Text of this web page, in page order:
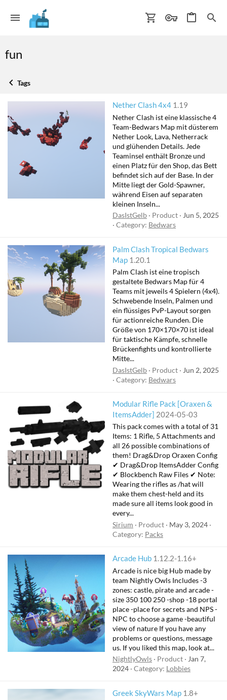
fun
Tags
Nether Clash 4x4 1.19
Nether Clash ist eine klassische 4
Team-Bedwars Map mit düsterem
Nether Look, Lava, Netherrack
und glühenden Details. Jede
Teaminsel enthält Bronze und
einen Platz für den Shop, das Bett
befindet sich auf der Base. In der
Mitte liegt der Gold-Spawner,
während Eisen auf separaten
kleinen Inseln...
DasIstGelb
Product
Jun 5, 2025
Category: Bedwars
Palm Clash Tropical Bedwars
Map 1.20.1
Palm Clash ist eine tropisch
gestaltete Bedwars Map für 4
Teams mit jeweils 4 Spielern (4x4).
Schwebende Inseln, Palmen und
ein flüssiges PvP-Layout sorgen
für actionreiche Runden. Die
Größe von 170×170×70 ist ideal
für taktische Kämpfe, schnelle
Brückenfights und kontrollierte
Mitte...
DasIstGelb
Product
Jun 2, 2025
Category: Bedwars
Modular Rifle Pack [Oraxen &
ItemsAdder] 2024-05-03
This pack comes with a total of 31
Items: 1 Rifle, 5 Attachments and
all 26 possible combinations of
them! Drag&Drop Oraxen Config
✔ Drag&Drop ItemsAdder Config
✔ Blockbench Raw Files ✔ Note:
Wearing the rifles as /hat will
make them chest-held and its
made sure all items look good in
every...
Sirium
Product
May 3, 2024
Category: Packs
Arcade Hub 1.12.2-1.16+
Arcade is nice big Hub made by
team Nightly Owls Includes -3
zones: castle, pirate and arcade -
size 350 100 250 -shop -18 portal
place -place for secrets and NPS -
NPC to choose a game -beautiful
view of nature If you have any
problems or questions, message
us. If you liked this map, look at...
NightlyOwls
Product
Jan 7,
2024 Category: Lobbies
Greek SkyWars Map 1.8+